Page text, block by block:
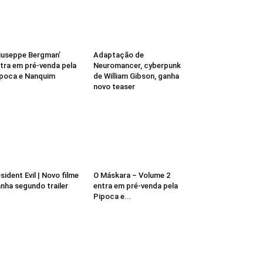
Bergman’
em pré-venda pela
e Nanquim
Adaptação de
Neuromancer, cyberpunk
de William Gibson, ganha
novo teaser
Evil | Novo filme
segundo trailer
O Máskara – Volume 2
entra em pré-venda pela
Pipoca e...